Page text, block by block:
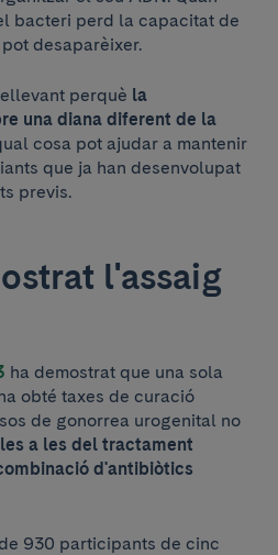
bacteri perd la capacitat de
desaparèixer.
perquè la
una diana diferent de la
cosa pot ajudar a mantenir
que ja han desenvolupat
previs.
l'assaig
ha demostrat que una sola
obté taxes de curació
de gonorrea urogenital no
a les del tractament
d'antibiòtics
930 participants de cinc